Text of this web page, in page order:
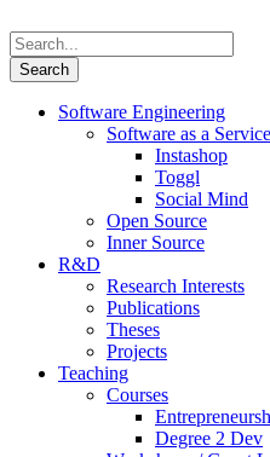
Software Engineering
Software as a Service
Instashop
Toggl
Social Mind
Open Source
Inner Source
R&D
Research Interests
Publications
Theses
Projects
Teaching
Courses
Degree 2 Dev